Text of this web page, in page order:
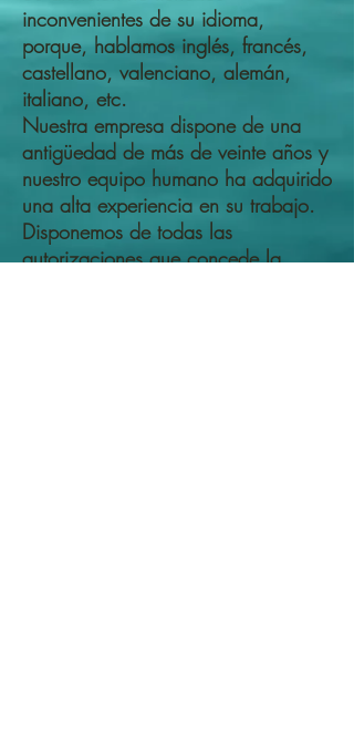
inconvenientes de su idioma,
porque, hablamos inglés, francés,
castellano, valenciano, alemán,
italiano, etc.
Nuestra empresa dispone de una
antigüedad de más de veinte años y
nuestro equipo humano ha adquirido
una alta experiencia en su trabajo.
Disponemos de todas las
autorizaciones que concede la